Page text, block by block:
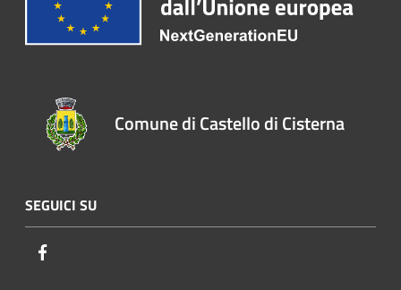
Comune di Castello di Cisterna
SEGUICI SU